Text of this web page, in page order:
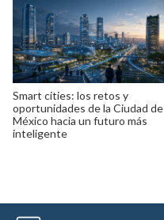
Smart cities: los retos y
oportunidades de la Ciudad de
México hacia un futuro más
inteligente